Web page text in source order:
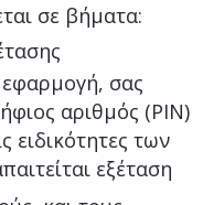
σε βήματα:
σας
αριθμός (PIN)
ειδικότητες των
εξέταση